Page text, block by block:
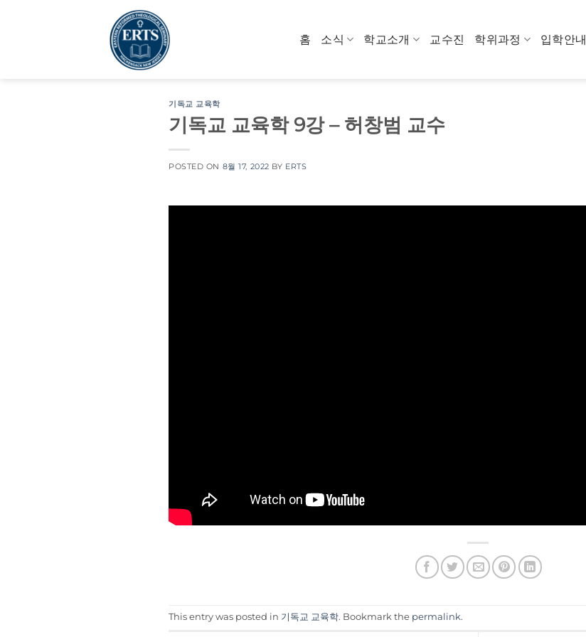
홈 소식 학교소개 교수진 학위과정 입학안내
기독교 교육학
기독교 교육학 9강 – 허창범 교수
POSTED ON 8월 17, 2022 BY ERTS
This entry was posted in 기독교 교육학. Bookmark the permalink.